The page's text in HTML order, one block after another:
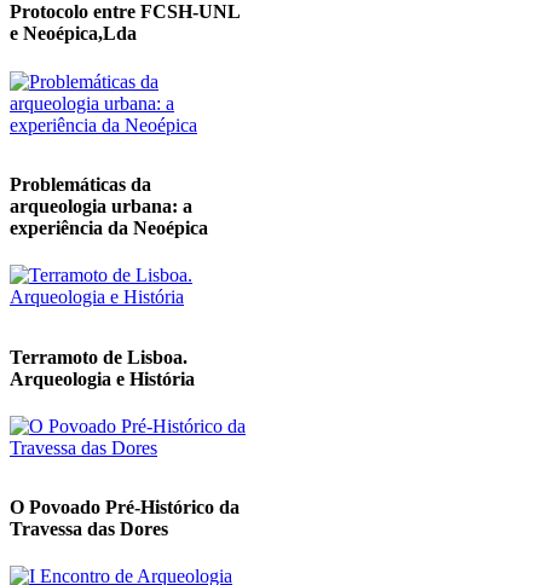
Protocolo entre FCSH-UNL
e Neoépica,Lda
Problemáticas da
arqueologia urbana: a
experiência da Neoépica
Terramoto de Lisboa.
Arqueologia e História
O Povoado Pré-Histórico da
Travessa das Dores